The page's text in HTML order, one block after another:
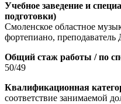
Учебное заведение и
подготовки)
Смоленское областное
фортепиано,
Общий стаж работы / по
50/49
Квалификационная
соответствие занимаемой